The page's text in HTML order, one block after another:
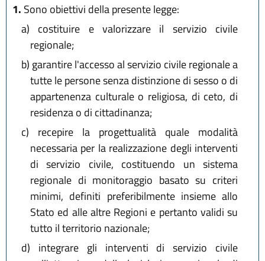
1. Sono obiettivi della presente legge:
a) costituire e valorizzare il servizio civile
regionale;
b) garantire l'accesso al servizio civile regionale a
tutte le persone senza distinzione di sesso o di
appartenenza culturale o religiosa, di ceto, di
residenza o di cittadinanza;
c) recepire la progettualità quale modalità
necessaria per la realizzazione degli interventi
di servizio civile, costituendo un sistema
regionale di monitoraggio basato su criteri
minimi, definiti preferibilmente insieme allo
Stato ed alle altre Regioni e pertanto validi su
tutto il territorio nazionale;
d) integrare gli interventi di servizio civile